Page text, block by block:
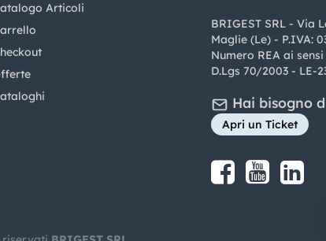
Articoli
BRIGEST SRL - Via
Maglie (Le) - P.IVA:
Numero REA ai
D.Lgs 70/2003 - LE-
Hai bisogno
Apri un Ticket
Share onShare on